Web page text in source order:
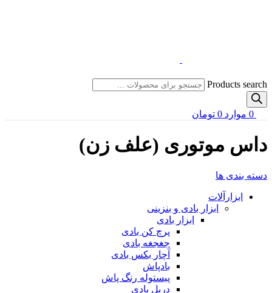
Products search
0 موارد 0 تومان
داس موتوری (علف زن)
دسته بندی ها
ابزارآلات
ابزار بادی و بنزینی
ابزار بادی
پرچ کن بادی
جغجغه بادی
آچار بکس بادی
بادپاش
پیستوله رنگ پاش
دریل بادی